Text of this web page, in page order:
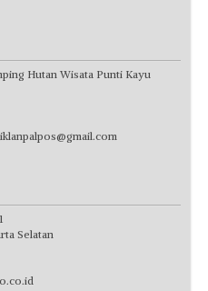
Hutan Wisata Punti Kayu
iklanpalpos@gmail.com
Selatan